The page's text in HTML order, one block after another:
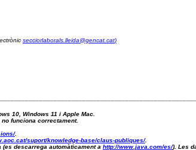
secciorlaborals.lleida@gencat.cat)
10, Windows 11 i Apple Mac.
funciona correctament.
.
suport/knowledge-base/claus-publiques/.
descarrega automàticament a http://www.java.com/es/). Les